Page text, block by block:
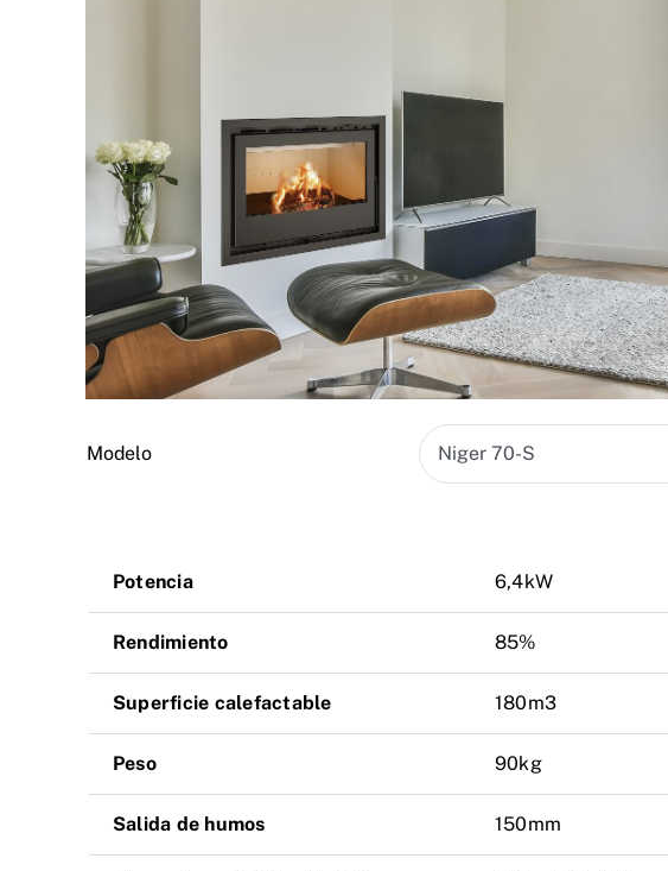
Modelo
Potencia 6,4kW
Rendimiento 85%
Superficie calefactable 180m3
Peso 90kg
Salida de humos 150mm